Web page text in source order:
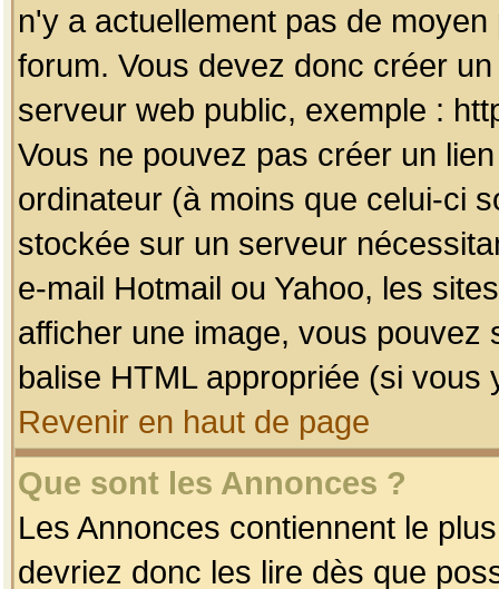
n'y a actuellement pas de
forum. Vous devez donc créer
serveur web public, exemple :
Vous ne pouvez pas créer un
ordinateur (à moins que celui-ci
stockée sur un serveur
e-mail Hotmail ou Yahoo, les
afficher une image, vous pouvez
balise HTML appropriée (si vous
Revenir en haut de page
Que sont les Annonces ?
Les Annonces contiennent le
devriez donc les lire dès que